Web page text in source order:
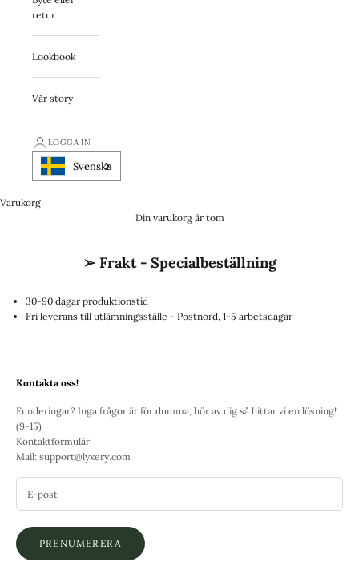
retur
Lookbook
Vår story
LOGGA IN
Svenska
Varukorg
Din varukorg är tom
➢ Frakt - Specialbeställning
30-90 dagar produktionstid
Fri leverans till utlämningsställe - Postnord, 1-5 arbetsdagar
Kontakta oss!
Funderingar? Inga frågor är för dumma, hör av dig så hittar vi en lösning!
(9-15)
Kontaktformulär
Mail: support@lyxery.com
PRENUMERERA